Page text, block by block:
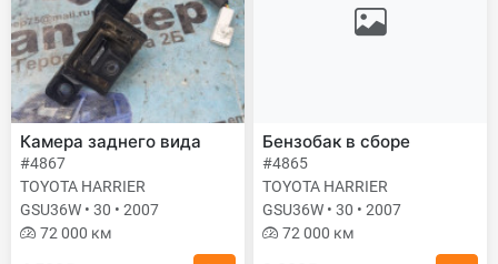
Камера заднего вида
#4867
TOYOTA HARRIER
GSU36W • 30 • 2007
72 000 км
Бензобак в сборе
#4865
TOYOTA HARRIER
GSU36W • 30 • 2007
72 000 км